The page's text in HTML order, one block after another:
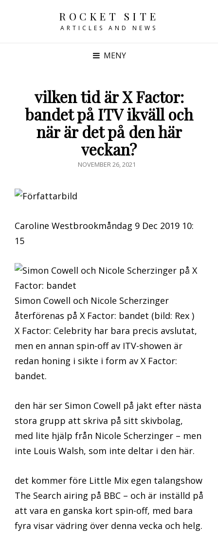
ROCKET SITE
ARTICLES AND NEWS
MENY
vilken tid är X Factor:
bandet på ITV ikväll och
när är det på den här
veckan?
PUBLICERAT
NOVEMBER 26, 2021
Caroline Westbrookmåndag 9 Dec 2019 10:
15
Simon Cowell och Nicole Scherzinger
återförenas på X Factor: bandet (bild: Rex )
X Factor: Celebrity har bara precis avslutat,
men en annan spin-off av ITV-showen är
redan honing i sikte i form av X Factor:
bandet.
den här ser Simon Cowell på jakt efter nästa
stora grupp att skriva på sitt skivbolag,
med lite hjälp från Nicole Scherzinger – men
inte Louis Walsh, som inte deltar i den här.
det kommer före Little Mix egen talangshow
The Search airing på BBC – och är inställd på
att vara en ganska kort spin-off, med bara
fyra visar vädring över denna vecka och helg.